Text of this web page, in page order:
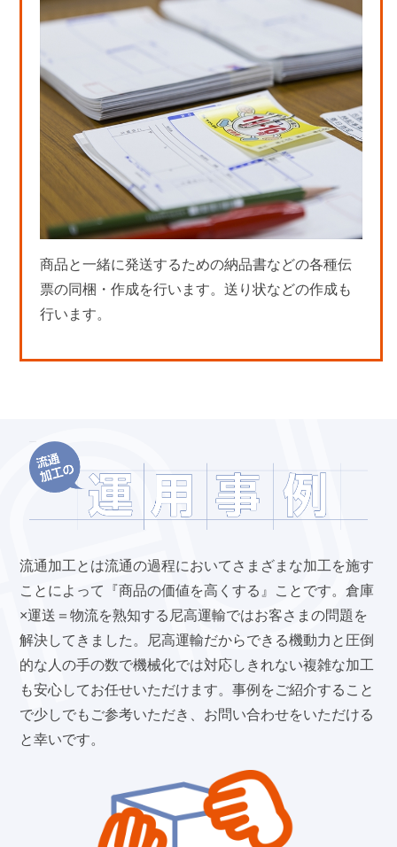
商品と一緒に発送するための納品書などの各種伝
票の同梱・作成を行います。送り状などの作成も
行います。
流通加工とは流通の過程においてさまざまな加工を施す
ことによって『商品の価値を高くする』ことです。倉庫
×運送＝物流を熟知する尼高運輸ではお客さまの問題を
解決してきました。尼高運輸だからできる機動力と圧倒
的な人の手の数で機械化では対応しきれない複雑な加工
も安心してお任せいただけます。事例をご紹介すること
で少しでもご参考いただき、お問い合わせをいただける
と幸いです。